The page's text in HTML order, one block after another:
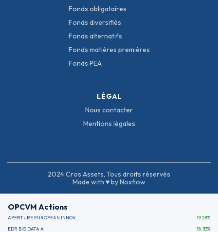
Fonds obligataires
Fonds diversifiés
Fonds alternatifs
Fonds matières premières
Fonds PEA
LÉGAL
Nous contacter
Mentions légales
2024 Cros Assets, Tous droits réservés
Made with ♥ by Noxflow
OPCVM Actions
APERTURE EUROPEAN INNOVATION 19.28%
EDR BIG DATA A
18.33%